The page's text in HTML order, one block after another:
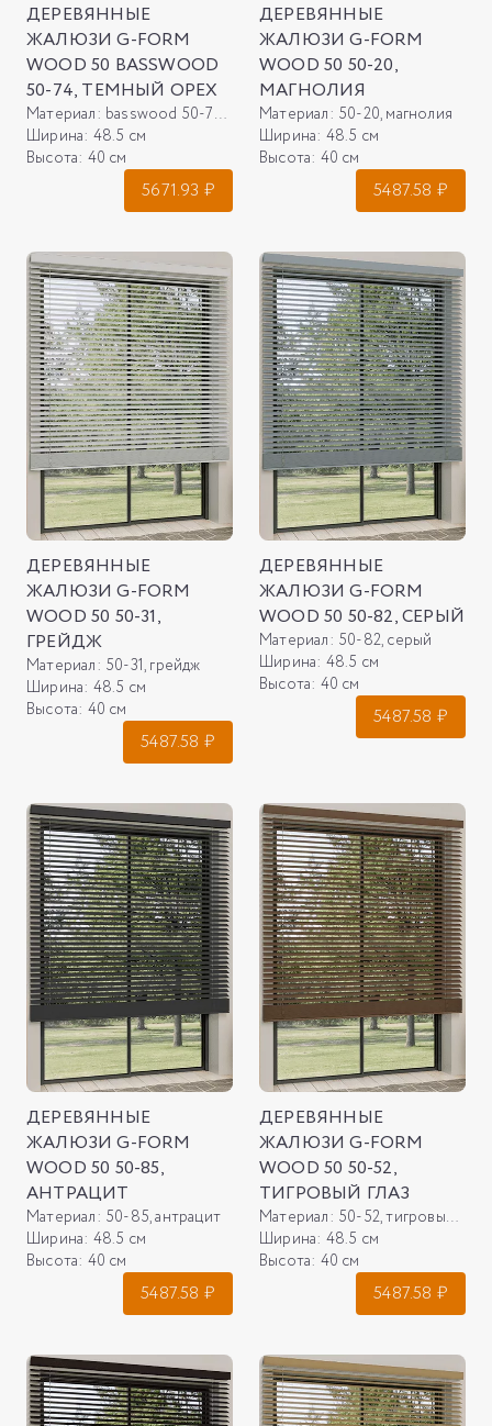
ДЕРЕВЯННЫЕ
ЖАЛЮЗИ G-FORM
WOOD 50 BASSWOOD
50-74, ТЕМНЫЙ ОРЕХ
Материал: basswood 50-74, темный орех
Ширина: 48.5 см
Высота: 40 см
5671.93 ₽
ДЕРЕВЯННЫЕ
ЖАЛЮЗИ G-FORM
WOOD 50 50-20,
МАГНОЛИЯ
Материал: 50-20, магнолия
Ширина: 48.5 см
Высота: 40 см
5487.58 ₽
ДЕРЕВЯННЫЕ
ЖАЛЮЗИ G-FORM
WOOD 50 50-31,
ГРЕЙДЖ
Материал: 50-31, грейдж
Ширина: 48.5 см
Высота: 40 см
5487.58 ₽
ДЕРЕВЯННЫЕ
ЖАЛЮЗИ G-FORM
WOOD 50 50-82, СЕРЫЙ
Материал: 50-82, серый
Ширина: 48.5 см
Высота: 40 см
5487.58 ₽
ДЕРЕВЯННЫЕ
ЖАЛЮЗИ G-FORM
WOOD 50 50-85,
АНТРАЦИТ
Материал: 50-85, антрацит
Ширина: 48.5 см
Высота: 40 см
5487.58 ₽
ДЕРЕВЯННЫЕ
ЖАЛЮЗИ G-FORM
WOOD 50 50-52,
ТИГРОВЫЙ ГЛАЗ
Материал: 50-52, тигровый глаз
Ширина: 48.5 см
Высота: 40 см
5487.58 ₽